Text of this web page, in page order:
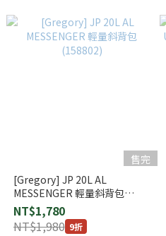
售完
[Gregory] JP 20L AL
MESSENGER 輕量斜背包
(158802)
NT$1,780
NT$1,980 9折